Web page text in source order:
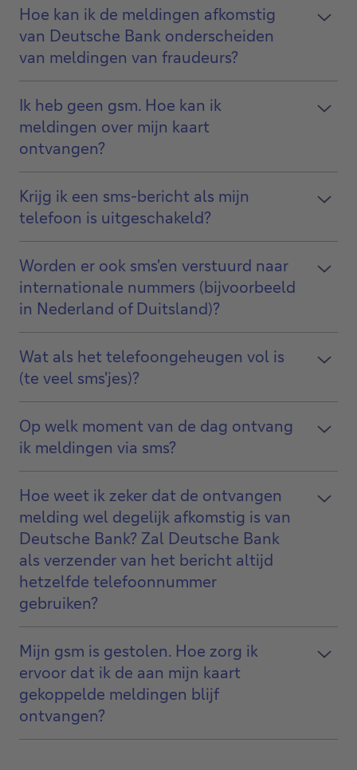
Hoe kan ik de meldingen afkomstig
van Deutsche Bank onderscheiden
van meldingen van fraudeurs?
Ik heb geen gsm. Hoe kan ik
meldingen over mijn kaart
ontvangen?
Krijg ik een sms-bericht als mijn
telefoon is uitgeschakeld?
Worden er ook sms'en verstuurd naar
internationale nummers (bijvoorbeeld
in Nederland of Duitsland)?
Wat als het telefoongeheugen vol is
(te veel sms'jes)?
Op welk moment van de dag ontvang
ik meldingen via sms?
Hoe weet ik zeker dat de ontvangen
melding wel degelijk afkomstig is van
Deutsche Bank? Zal Deutsche Bank
als verzender van het bericht altijd
hetzelfde telefoonnummer
gebruiken?
Mijn gsm is gestolen. Hoe zorg ik
ervoor dat ik de aan mijn kaart
gekoppelde meldingen blijf
ontvangen?